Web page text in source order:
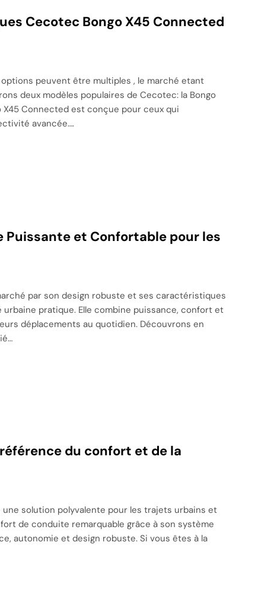
Cecotec Bongo X45 Connected
peuvent être multiples , le marché etant
deux modèles populaires de Cecotec: la Bongo
X45 Connected est conçue pour ceux qui
avancée….
Puissante et Confortable pour les
par son design robuste et ses caractéristiques
pratique. Elle combine puissance, confort et
déplacements au quotidien. Découvrons en
du confort et de la
solution polyvalente pour les trajets urbains et
de conduite remarquable grâce à son système
autonomie et design robuste. Si vous êtes à la